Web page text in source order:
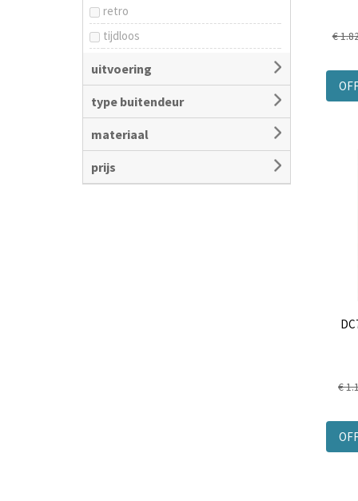
retro
tijdloos
uitvoering
type buitendeur
materiaal
prijs
€
€